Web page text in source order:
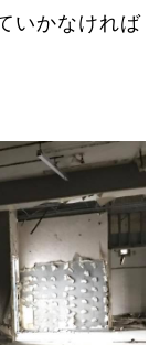
いかなければ